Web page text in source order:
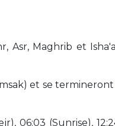
Asr, Maghrib et
et se termineront
(Sunrise),